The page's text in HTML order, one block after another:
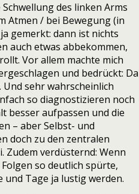
des linken Arms
Atmen / bei Bewegung (in
gemerkt: dann ist nichts
auch etwas abbekommen,
Vor allem machte mich
und bedrückt: Da
sehr wahrscheinlich
so diagnostizieren noch
besser aufpassen und die
– aber Selbst- und
doch zu den zentralen
verdüsternd: Wenn
so deutlich spürte,
Tage ja lustig werden.